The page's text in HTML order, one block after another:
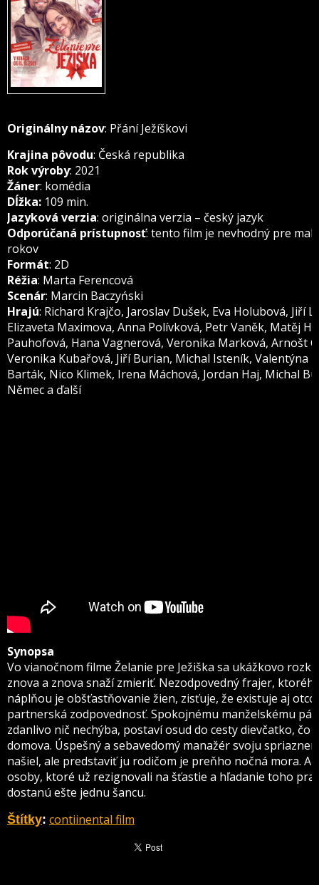
Originálny názov: Přání Ježíškovi
Krajina pôvodu: Česká republika
Rok výroby: 2021
Žáner: komédia
Dĺžka: 109 min.
Jazyková verzia: originálna verzia – český jazyk
Odporúčaná prístupnosť: tento film je nevhodný pre
rokov
Formát: 2D
Réžia: Marta Ferencová
Scenár: Marcin Baczyński
Hrajú: Richard Krajčo, Jaroslav Dušek, Eva Holubová, Jiří
Elizaveta Maximova, Anna Polívková, Petr Vaněk, Matěj
Pauhofová, Hana Vagnerová, Veronika Marková, Arnošt
Veronika Kubařová, Jiří Burian, Michal Isteník, Valentýna
Barták, Nico Klimek, Irena Máchová, Jordan Haj, Michal
Němec a ďalší
Synopsa
Vo vianočnom filme Želanie pre Ježiška sa ukážkovo
znova a znova snaží zmieriť. Nezodpovedný frajer,
náplňou je obšťastňovanie žien, zisťuje, že existuje aj
partnerská zodpovednosť. Spokojnému manželskému
zdanlivo nič nechýba, postaví osud do cesty dievčatko, čo
domova. Úspešný a sebavedomý manažér svoju
našiel, ale predstaviť ju rodičom je preňho nočná mora. A
osoby, ktoré už rezignovali na šťastie a hľadanie toho
dostanú ešte jednu šancu.
Štítky: contiinental film